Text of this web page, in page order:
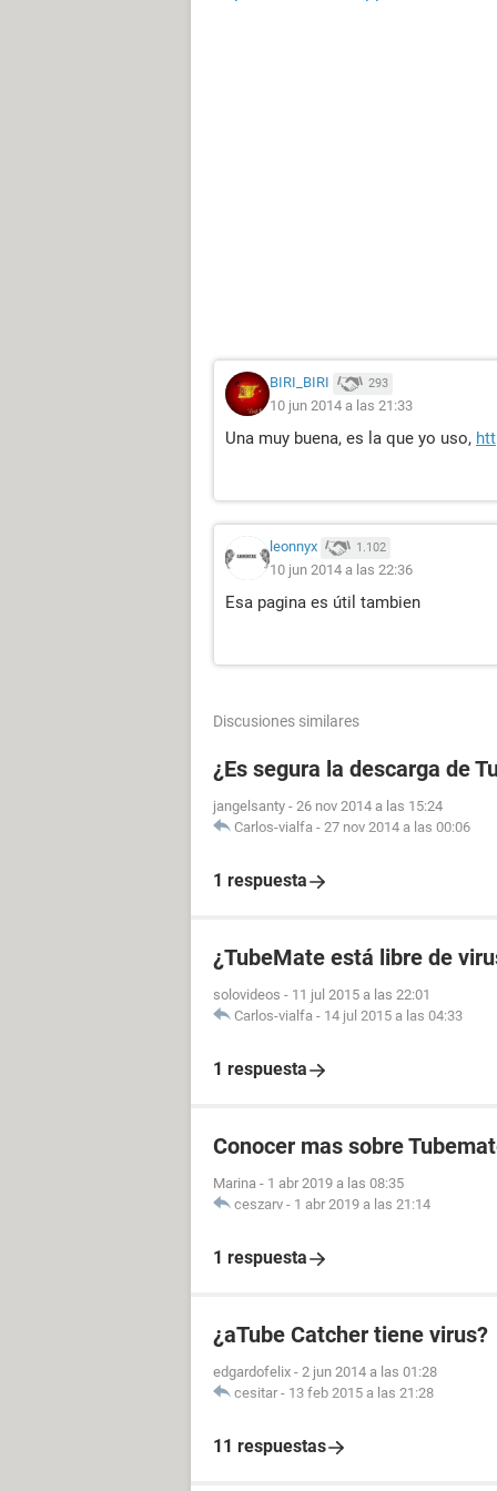
BIRI_BIRI 293
10 jun 2014 a las 21:33
Una muy buena, es la que yo uso,
leonnyx 1.102
10 jun 2014 a las 22:36
Esa pagina es útil tambien
Discusiones similares
¿Es segura la descarga de
jangelsanty - 26 nov 2014 a las 15:24
Carlos-vialfa - 27 nov 2014 a las 00:06
1 respuesta
¿TubeMate está libre de
solovideos - 11 jul 2015 a las 22:01
Carlos-vialfa - 14 jul 2015 a las 04:33
1 respuesta
Conocer mas sobre
Marina - 1 abr 2019 a las 08:35
ceszarv - 1 abr 2019 a las 21:14
1 respuesta
¿aTube Catcher tiene virus?
edgardofelix - 2 jun 2014 a las 01:28
cesitar - 13 feb 2015 a las 21:28
11 respuestas